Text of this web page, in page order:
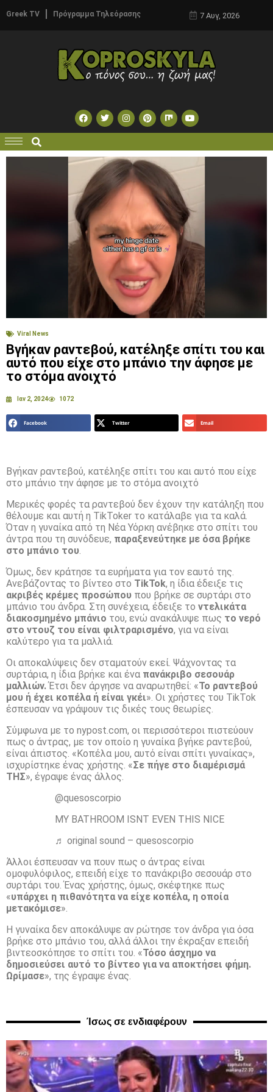
Greek TV Πρόγραμμα Τηλεόρασης 7 Αυγ, 2026
Viral News
Βγήκαν ραντεβού, κατέληξε σπίτι του και
αυτό που είχε στο μπάνιο την άφησε με
το στόμα ανοιχτό
Ιαν 2, 2024 1072
Facebook Twitter Email
Βγήκαν ραντεβού, κατέληξε σπίτι του και αυτό που είχε
στο μπάνιο την άφησε με το στόμα ανοιχτό
Μερικές φορές τα ραντεβού δεν έχουν την κατάληξη που
θέλουμε και αυτή η TikToker το κατάλαβε για τα καλά.
Όταν η γυναίκα από τη Νέα Υόρκη ανέβηκε στο σπίτι του
άντρα που τη συνόδευε, παραξενεύτηκε με όσα βρήκε
στο μπάνιο του
Όμως, δεν κράτησε τα ευρήματα για τον εαυτό της.
Ανεβάζοντας το βίντεο στο TikTok, η ίδια έδειξε τις
ακριβές κρέμες προσώπου που βρήκε σε συρτάρι στο
μπάνιο του άνδρα. Στη συνέχεια, έδειξε το ντελικάτα
διακοσμημένο μπάνιο του, ενώ ανακάλυψε πως το νερό
στο ντουζ του είναι φιλτραρισμένο, για να είναι
καλύτερο για τα μαλλιά.
Οι αποκαλύψεις δεν σταματούν εκεί. Ψάχνοντας τα
συρτάρια, η ίδια βρήκε και ένα πανάκριβο σεσουάρ
μαλλιών.Έτσι δεν άργησε να αναρωτηθεί: «Το ραντεβού
μου ή έχει κοπέλα ή είναι γκέι». Οι χρήστες του TikTok
έσπευσαν να γράψουν τις δικές τους θεωρίες.
Σύμφωνα με το nypost.com, οι περισσότεροι πιστεύουν
πως ο άντρας, με τον οποίο η γυναίκα βγήκε ραντεβού,
είναι άπιστος. «Κοπέλα μου, αυτό είναι σπίτι γυναίκας»,
ισχυρίστηκε ένας χρήστης. «Σε πήγε στο διαμέρισμά
ΤΗΣ», έγραψε ένας άλλος.
@quesoscorpio
MY BATHROOM ISNT EVEN THIS NICE
♬ original sound – quesoscorpio
Άλλοι έσπευσαν να πουν πως ο άντρας είναι
ομοφυλόφιλος, επειδή είχε το πανάκριβο σεσουάρ στο
συρτάρι του. Ένας χρήστης, όμως, σκέφτηκε πως
«υπάρχει η πιθανότητα να είχε κοπέλα, η οποία
μετακόμισε».
Η γυναίκα δεν αποκάλυψε αν ρώτησε τον άνδρα για όσα
βρήκε στο μπάνιο του, αλλά άλλοι την έκραξαν επειδή
βιντεοσκόπησε το σπίτι του. «Τόσο άσχημο να
δημοσιεύσει αυτό το βίντεο για να αποκτήσει φήμη.
Ωρίμασε», της έγραψε ένας.
Ίσως σε ενδιαφέρουν